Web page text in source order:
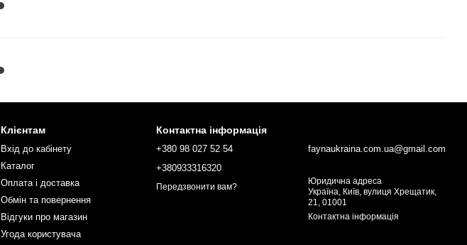
Клієнтам
Вхід до кабінету
Каталог
Оплата і доставка
Обмін та повернення
Відгуки про магазин
Угода користувача
Контактна інформація
+380 98 027 52 54
+380933316320
Передзвонити вам?
faynaukraina.com.ua@gmail.com
Юридична адреса
Україна, Київ, вулиця Хрещатик,
21, 01001
Контактна інформація